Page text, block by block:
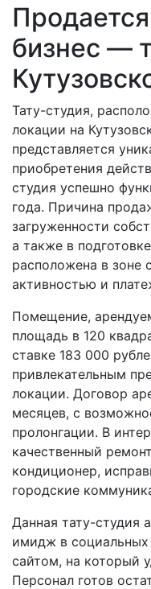
бизнес —
Тату-студия,
локации на
представляется
приобретения
студия успешно
года. Причина
загруженности
а также в
расположена в зоне
активностью и
Помещение,
площадь в 120
ставке 183 000
привлекательным
локации. Договор
месяцев, с
пролонгации. В
качественный
кондиционер,
городские
Данная тату-студия
имидж в социальных
сайтом, на который
Персонал готов